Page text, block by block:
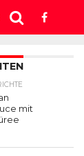
SUPPE
mit